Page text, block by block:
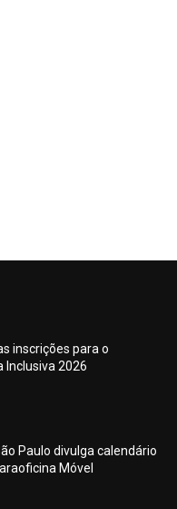
inscrições para o
Inclusiva 2026
Paulo divulga calendário
Móvel